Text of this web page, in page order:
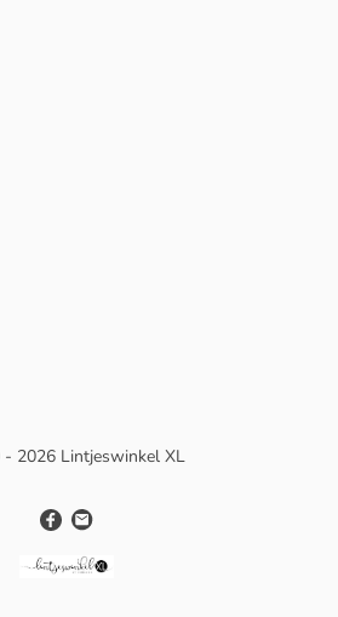
2026 Lintjeswinkel XL